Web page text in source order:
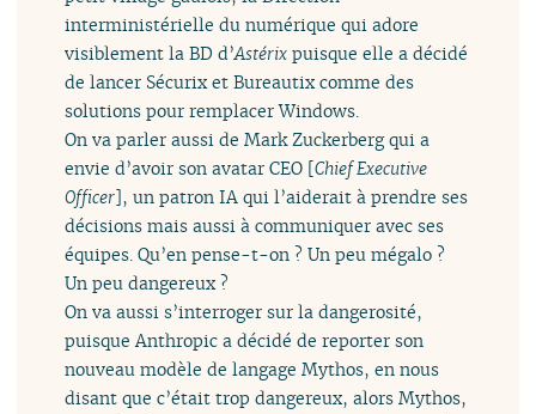
interministérielle du numérique qui adore
visiblement la BD d’Astérix puisque elle a décidé
de lancer Sécurix et Bureautix comme des
solutions pour remplacer Windows.
On va parler aussi de Mark Zuckerberg qui a
envie d’avoir son avatar CEO [Chief Executive
Officer], un patron IA qui l’aiderait à prendre ses
décisions mais aussi à communiquer avec ses
équipes. Qu’en pense-t-on ? Un peu mégalo ?
Un peu dangereux ?
On va aussi s’interroger sur la dangerosité,
puisque Anthropic a décidé de reporter son
nouveau modèle de langage Mythos, en nous
disant que c’était trop dangereux, alors Mythos,